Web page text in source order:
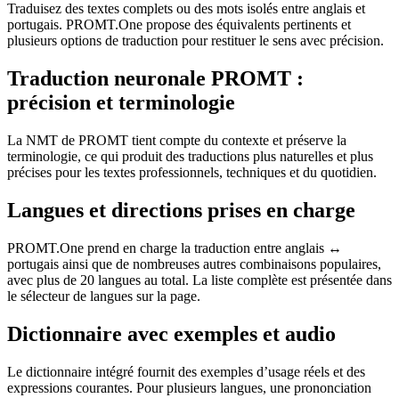
Traduisez des textes complets ou des mots isolés entre anglais et
portugais. PROMT.One propose des équivalents pertinents et
plusieurs options de traduction pour restituer le sens avec précision.
Traduction neuronale PROMT :
précision et terminologie
La NMT de PROMT tient compte du contexte et préserve la
terminologie, ce qui produit des traductions plus naturelles et plus
précises pour les textes professionnels, techniques et du quotidien.
Langues et directions prises en charge
PROMT.One prend en charge la traduction entre anglais ↔
portugais ainsi que de nombreuses autres combinaisons populaires,
avec plus de 20 langues au total. La liste complète est présentée dans
le sélecteur de langues sur la page.
Dictionnaire avec exemples et audio
Le dictionnaire intégré fournit des exemples d’usage réels et des
expressions courantes. Pour plusieurs langues, une prononciation